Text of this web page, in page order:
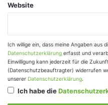
Website
Ich willige ein, dass meine Angaben aus
Datenschutzerklärung erfasst und
Einwilligung kann jederzeit für die
(Datenschutzbeauftragter) widerrufen
unserer Datenschutzerklärung.
Ich habe die